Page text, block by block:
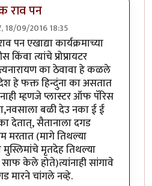
राव पन
18/09/2016 18:35
एखाद्या कार्यक्रमाच्या
किंवा त्यांचे प्रोप्रायटर
का ठेवावा हे कळले
हे फक्त हिन्दुंना का असतात
म्हणजे प्लास्टर ऑफ पॅरिस
बळी देउ नका ई ई
देतात्, सैतानाला दगड
मरतात (मागे तिथल्या
मृतदेह तिथल्या
केले होते)त्यांनाही सांगावे
मारने चांगले नव्हे.